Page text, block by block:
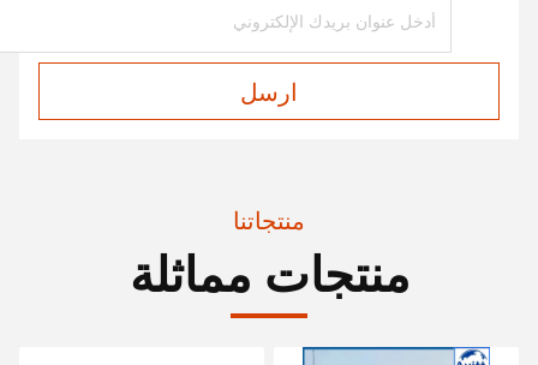
ارسل
منتجاتنا
منتجات مماثلة